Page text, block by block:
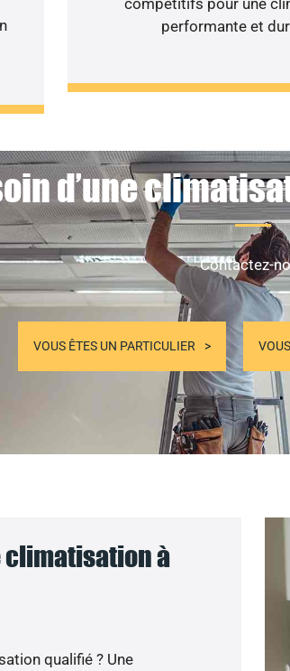
performante et
d’une
Contactez-
VOUS ÊTES UN PARTICULIER
à
qualifié ? Une